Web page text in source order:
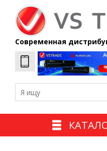
Современная